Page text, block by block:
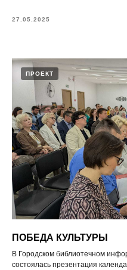
27.05.2025
ПРОЕКТ
ПОБЕДА КУЛЬТУРЫ
В Городском библиотечном
состоялась презентация